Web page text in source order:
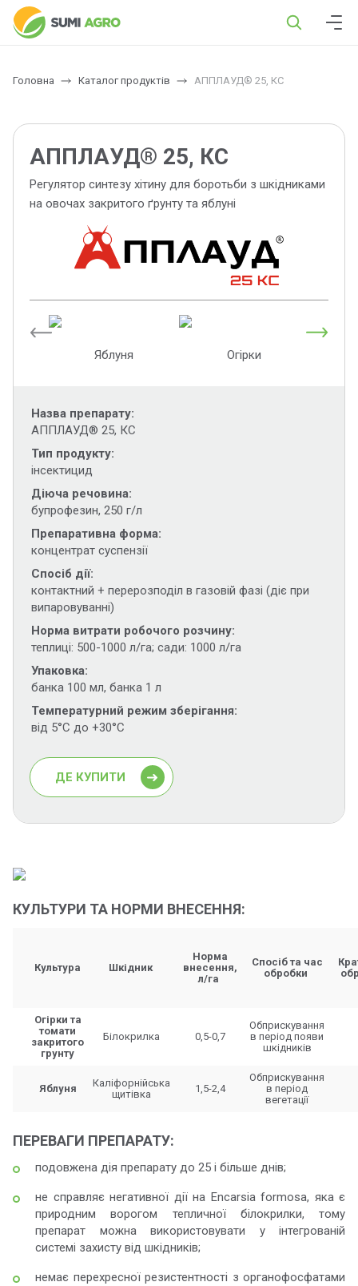
Головна Каталог продуктів АППЛАУД® 25, КС
АППЛАУД® 25, КС
Регулятор синтезу хітину для боротьби з шкідниками
на овочах закритого ґрунту та яблуні
Яблуня Огірки
Назва препарату
АППЛАУД® 25, КС
Тип продукту
інсектицид
Діюча речовина
бупрофезин, 250 г/л
Препаративна форма
концентрат суспензії
Спосіб дії
контактний + перерозподіл в газовій фазі (діє при
випаровуванні)
Норма витрати робочого розчину
теплиці: 500-1000 л/га; сади: 1000 л/га
Упаковка
банка 100 мл, банка 1 л
Температурний режим зберігання
від 5°С до +30°С
ДЕ КУПИТИ
КУЛЬТУРИ ТА НОРМИ ВНЕСЕННЯ:
Культура Шкідник
Норма
внесення,
л/га
Спосіб та час
обробки
Огірки та
томати
закритого
грунту
Білокрилка 0,5-0,7
Обприскування
в період появи
шкідників
Яблуня
Каліфорнійська
щитівка
1,5-2,4
Обприскування
в період
вегетації
ПЕРЕВАГИ ПРЕПАРАТУ:
подовжена дія препарату до 25 і більше днів;
не справляє негативної дії на Encarsia formosa, яка є
природним ворогом тепличної білокрилки, тому
препарат можна використовувати у інтегрованій
системі захисту від шкідників;
немає перехресної резистентності з органофосфатами